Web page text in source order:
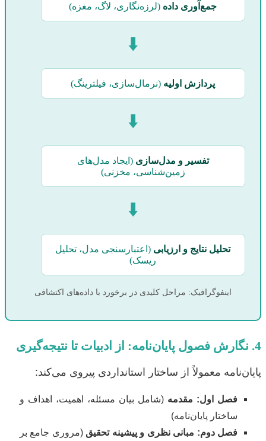
جمع‌آوری داده (لرزه‌نگاری، لاگ، مغزه)
⬇️
پردازش اولیه (نرمال‌سازی، فیلترینگ)
⬇️
تفسیر و مدل‌سازی (ایجاد مدل‌های
زمین‌شناسی، مخزنی)
⬇️
تحلیل نتایج و ارزیابی (اعتبارسنجی مدل، تحلیل
ریسک)
اینفوگرافیک: مراحل کلیدی در برخورد با داده‌های اکتشافی
4. نگارش فصول پایان‌نامه: از ادبیات تا نتیجه‌گیری
پایان‌نامه معمولاً از ساختار استانداردی پیروی می‌کند:
فصل اول: مقدمه (شامل بیان مسئله، اهمیت، اهداف و
ساختار پایان‌نامه)
فصل دوم: مبانی نظری و پیشینه تحقیق (مروری جامع بر